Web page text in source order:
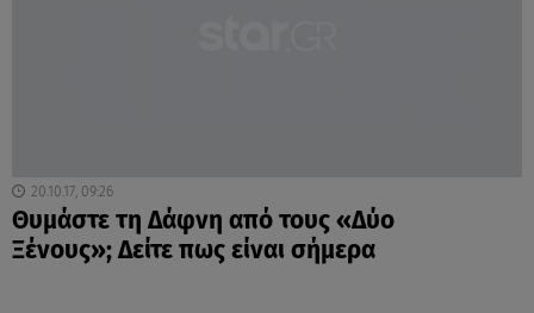
20.10.17, 09:26
Θυμάστε τη Δάφνη από τους «Δύο
Ξένους»; Δείτε πως είναι σήμερα